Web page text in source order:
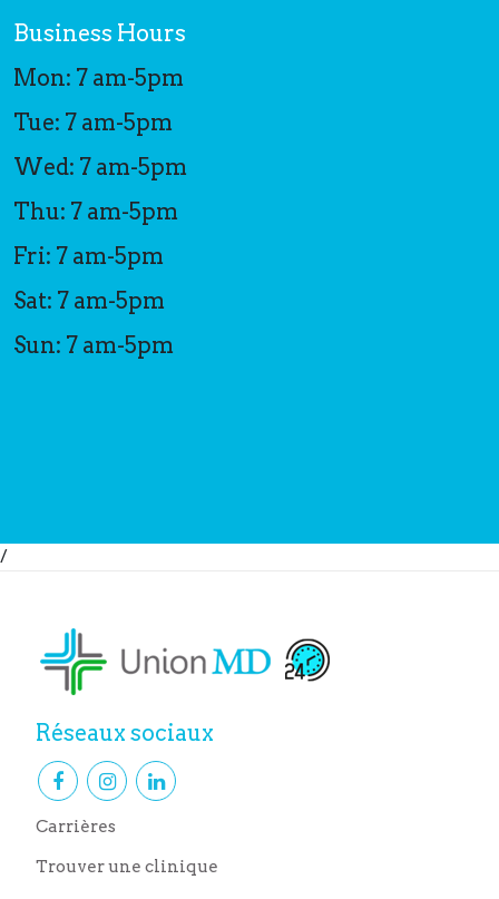
Business Hours
Mon: 7 am-5pm
Tue: 7 am-5pm
Wed: 7 am-5pm
Thu: 7 am-5pm
Fri: 7 am-5pm
Sat: 7 am-5pm
Sun: 7 am-5pm
/
Réseaux sociaux
Carrières
Trouver une clinique